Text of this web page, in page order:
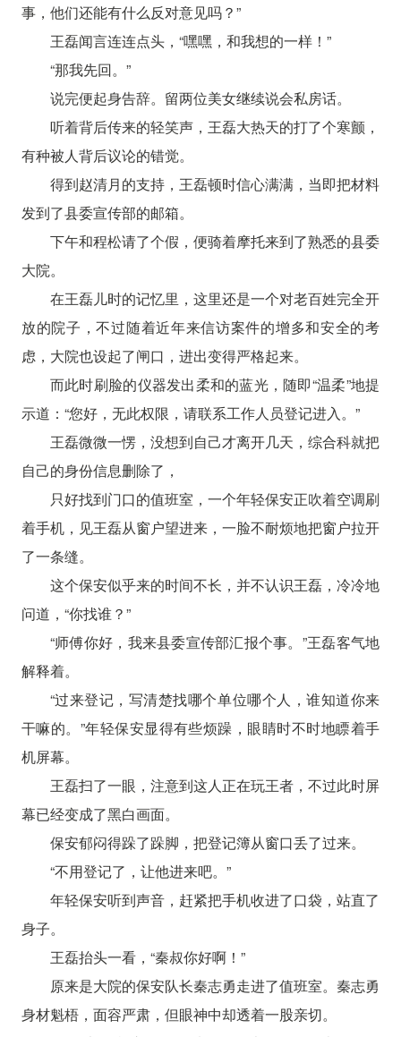
事，他们还能有什么反对意见吗？”
王磊闻言连连点头，“嘿嘿，和我想的一样！”
“那我先回。”
说完便起身告辞。留两位美女继续说会私房话。
听着背后传来的轻笑声，王磊大热天的打了个寒颤，
有种被人背后议论的错觉。
得到赵清月的支持，王磊顿时信心满满，当即把材料
发到了县委宣传部的邮箱。
下午和程松请了个假，便骑着摩托来到了熟悉的县委
大院。
在王磊儿时的记忆里，这里还是一个对老百姓完全开
放的院子，不过随着近年来信访案件的增多和安全的考
虑，大院也设起了闸口，进出变得严格起来。
而此时刷脸的仪器发出柔和的蓝光，随即“温柔”地提
示道：“您好，无此权限，请联系工作人员登记进入。”
王磊微微一愣，没想到自己才离开几天，综合科就把
自己的身份信息删除了，
只好找到门口的值班室，一个年轻保安正吹着空调刷
着手机，见王磊从窗户望进来，一脸不耐烦地把窗户拉开
了一条缝。
这个保安似乎来的时间不长，并不认识王磊，冷冷地
问道，“你找谁？”
“师傅你好，我来县委宣传部汇报个事。”王磊客气地
解释着。
“过来登记，写清楚找哪个单位哪个人，谁知道你来
干嘛的。”年轻保安显得有些烦躁，眼睛时不时地瞟着手
机屏幕。
王磊扫了一眼，注意到这人正在玩王者，不过此时屏
幕已经变成了黑白画面。
保安郁闷得跺了跺脚，把登记簿从窗口丢了过来。
“不用登记了，让他进来吧。”
年轻保安听到声音，赶紧把手机收进了口袋，站直了
身子。
王磊抬头一看，“秦叔你好啊！”
原来是大院的保安队长秦志勇走进了值班室。秦志勇
身材魁梧，面容严肃，但眼神中却透着一股亲切。